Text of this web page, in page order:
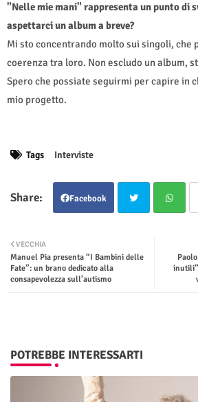
"Nelle mie mani" rappresenta un punto di
aspettarci un album a breve?
Mi sto concentrando molto sui singoli, che
coerenza tra loro. Non escludo un album,
Spero che possiate seguirmi per capire in
mio progetto.
Tags Interviste
Facebook
ter
VECCHIA
Manuel Pia presenta “I Bambini delle
Fate”: un brano dedicato alla
consapevolezza sull’autismo
POTREBBE INTERESSARTI